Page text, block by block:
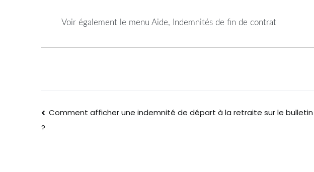
Voir également le menu Aide, Indemnités de fin de contrat
Comment afficher une indemnité de départ à la retraite sur le bulletin
?